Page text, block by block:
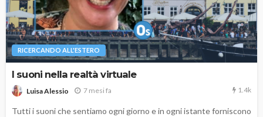
RICERCANDO ALL'ESTERO
I suoni nella realtà virtuale
Luisa Alessio 7 mesi fa 1.4k
Tutti i suoni che sentiamo ogni giorno e in ogni istante forniscono